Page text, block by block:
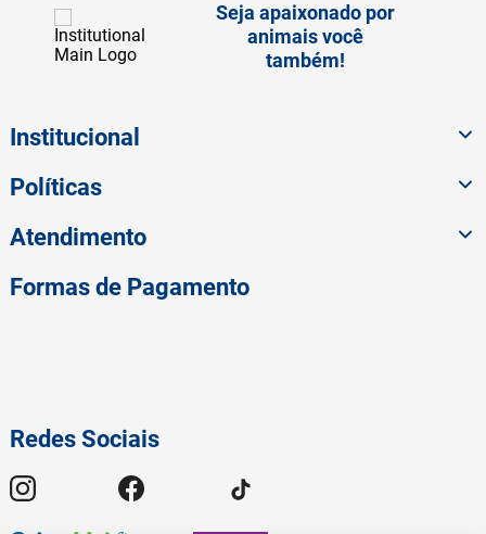
Seja apaixonado por
animais você
também!
Institucional
Políticas
Atendimento
Redes Sociais
Formas de Pagamento